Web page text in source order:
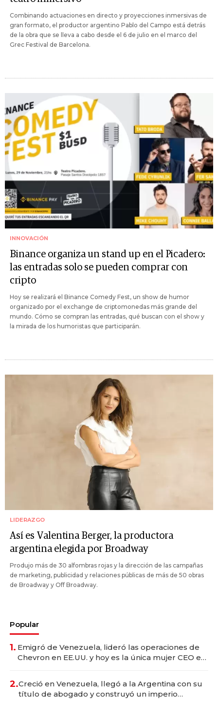
Combinando actuaciones en directo y proyecciones inmersivas de
gran formato, el productor argentino Pablo del Campo está detrás
de la obra que se lleva a cabo desde el 6 de julio en el marco del
Grec Festival de Barcelona.
INNOVACIÓN
Binance organiza un stand up en el Picadero:
las entradas solo se pueden comprar con
cripto
Hoy se realizará el Binance Comedy Fest, un show de humor
organizado por el exchange de criptomonedas más grande del
mundo. Cómo se compran las entradas, qué buscan con el show y
la mirada de los humoristas que participarán.
LIDERAZGO
Así es Valentina Berger, la productora
argentina elegida por Broadway
Produjo más de 30 alfombras rojas y la dirección de las campañas
de marketing, publicidad y relaciones públicas de más de 50 obras
de Broadway y Off Broadway.
Popular
1. Emigró de Venezuela, lideró las operaciones de
Chevron en EE.UU. y hoy es la única mujer CEO en
2.Creció en Venezuela, llegó a la Argentina con su
título de abogado y construyó un imperio